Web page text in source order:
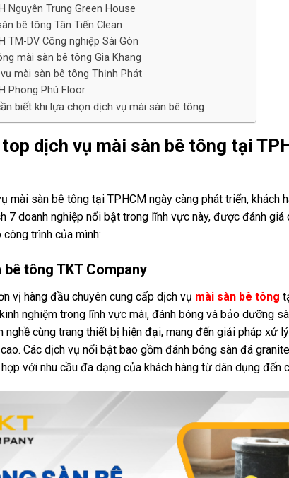
Nguyên Trung Green House
bê tông Tân Tiến Clean
TM-DV Công nghiệp Sài Gòn
mài sàn bê tông Gia Khang
mài sàn bê tông Thịnh Phát
Phong Phú Floor
biết khi lựa chọn dịch vụ mài sàn bê tông
dịch vụ mài sàn bê tông tại
mài sàn bê tông tại TPHCM ngày càng phát triển, khách
7 doanh nghiệp nổi bật trong lĩnh vực này, được đánh
trình của mình:
tông TKT Company
vị hàng đầu chuyên cung cấp dịch vụ mài sàn bê tông
nghiệm trong lĩnh vực mài, đánh bóng và bảo dưỡng
nghề cùng trang thiết bị hiện đại, mang đến giải pháp xử
Các dịch vụ nổi bật bao gồm đánh bóng sàn đá
với nhu cầu đa dạng của khách hàng từ dân dụng đến